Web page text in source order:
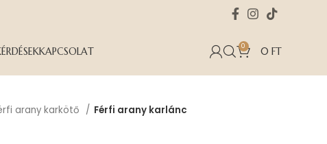
KAPCSOLAT 0 0 FT
arany karkötő Férfi arany karlánc